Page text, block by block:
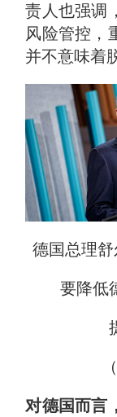
责人也强调
风险管控，
并不意味着
德国总理舒
要降低
对德国而言